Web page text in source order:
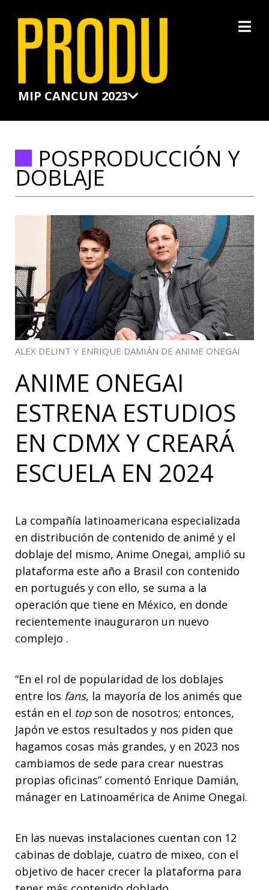
MIP CANCUN 2023
×
POSPRODUCCIÓN Y
DOBLAJE
ALEX DELINT Y ENRIQUE DAMIÁN DE ANIME ONEGAI
ANIME ONEGAI
ESTRENA ESTUDIOS
EN CDMX Y CREARÁ
ESCUELA EN 2024
La compañía latinoamericana especializada
en distribución de contenido de animé y el
doblaje del mismo, Anime Onegai, amplió su
plataforma este año a Brasil con contenido
en portugués y con ello, se suma a la
operación que tiene en México, en donde
recientemente inauguraron un nuevo
complejo .
“En el rol de popularidad de los doblajes
entre los fans, la mayoría de los animés que
están en el topson de nosotros; entonces,
Japón ve estos resultados y nos piden que
hagamos cosas más grandes, y en 2023 nos
cambiamos de sede para crear nuestras
propias oficinas” comentó Enrique Damián,
mánager en Latinoamérica de Anime Onegai.
En las nuevas instalaciones cuentan con 12
cabinas de doblaje, cuatro de mixeo, con el
objetivo de hacer crecer la plataforma para